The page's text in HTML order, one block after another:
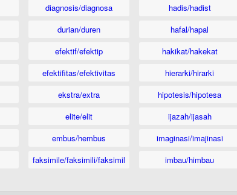
diagnosis/diagnosa
durian/duren
efektif/efektip
efektifitas/efektivitas
ekstra/extra
elite/elit
embus/hembus
faksimile/faksimili/faksimil
hadis/hadist
hafal/hapal
hakikat/hakekat
hierarki/hirarki
hipotesis/hipotesa
ijazah/ijasah
imaginasi/imajinasi
imbau/himbau